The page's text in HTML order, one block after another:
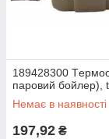
189428300
паровий бойлер),
Немає в наявності
197,92 ₴